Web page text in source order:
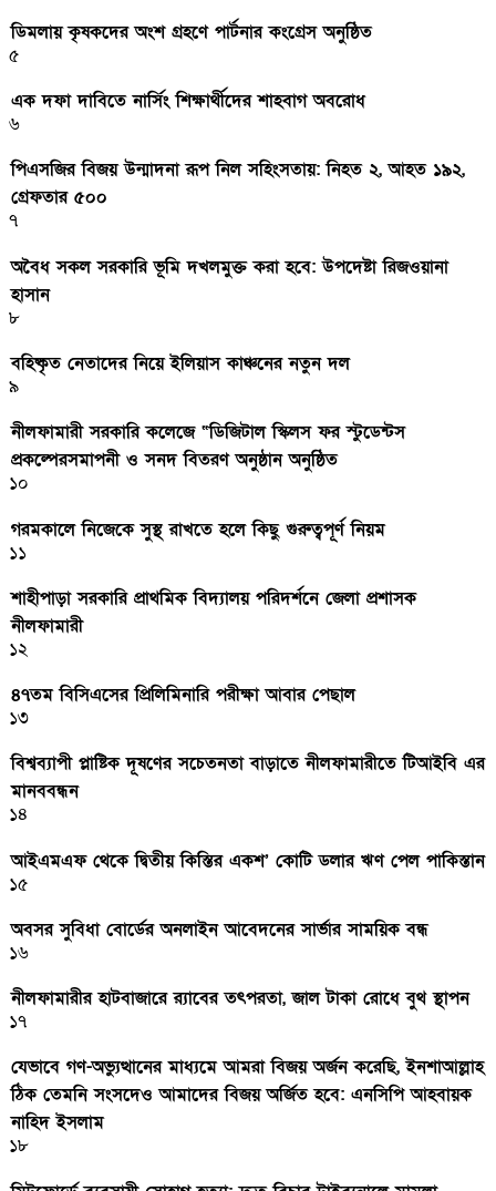
ডিমলায় কৃষকদের অংশ গ্রহণে পার্টনার কংগ্রেস অনুষ্ঠিত
৫
এক দফা দাবিতে নার্সিং শিক্ষার্থীদের শাহবাগ অবরোধ
৬
পিএসজির বিজয় উন্মাদনা রূপ নিল সহিংসতায়: নিহত ২, আহত ১৯২,
গ্রেফতার ৫০০
৭
অবৈধ সকল সরকারি ভূমি দখলমুক্ত করা হবে: উপদেষ্টা রিজওয়ানা
হাসান
৮
বহিষ্কৃত নেতাদের নিয়ে ইলিয়াস কাঞ্চনের নতুন দল
৯
নীলফামারী সরকারি কলেজে “ডিজিটাল স্কিলস ফর স্টুডেন্টস
প্রকল্পেরসমাপনী ও সনদ বিতরণ অনুষ্ঠান অনুষ্ঠিত
১০
গরমকালে নিজেকে সুস্থ রাখতে হলে কিছু গুরুত্বপূর্ণ নিয়ম
১১
শাহীপাড়া সরকারি প্রাথমিক বিদ্যালয় পরিদর্শনে জেলা প্রশাসক
নীলফামারী
১২
৪৭তম বিসিএসের প্রিলিমিনারি পরীক্ষা আবার পেছাল
১৩
বিশ্বব্যাপী প্লাষ্টিক দূষণের সচেতনতা বাড়াতে নীলফামারীতে টিআইবি এর
মানববন্ধন
১৪
আইএমএফ থেকে দ্বিতীয় কিস্তির একশ’ কোটি ডলার ঋণ পেল পাকিস্তান
১৫
অবসর সুবিধা বোর্ডের অনলাইন আবেদনের সার্ভার সাময়িক বন্ধ
১৬
নীলফামারীর হাটবাজারে র‌্যাবের তৎপরতা, জাল টাকা রোধে বুথ স্থাপন
১৭
যেভাবে গণ-অভ্যুত্থানের মাধ্যমে আমরা বিজয় অর্জন করেছি, ইনশাআল্লাহ
ঠিক তেমনি সংসদেও আমাদের বিজয় অর্জিত হবে: এনসিপি আহবায়ক
নাহিদ ইসলাম
১৮